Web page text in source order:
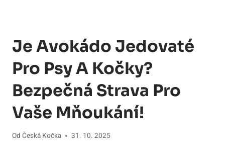
Je Avokádo Jedovaté
Pro Psy A Kočky?
Bezpečná Strava Pro
Vaše Mňoukání!
Od Česká Kočka 31. 10. 2025